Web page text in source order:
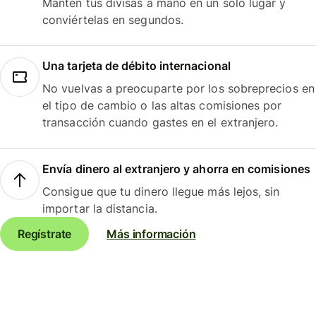
conviértelas en segundos.
Una tarjeta de débito internacional
No vuelvas a preocuparte por los sobreprecios en
el tipo de cambio o las altas comisiones por
transacción cuando gastes en el extranjero.
Envía dinero al extranjero y ahorra en comisiones
Consigue que tu dinero llegue más lejos, sin
importar la distancia.
Regístrate
Más información